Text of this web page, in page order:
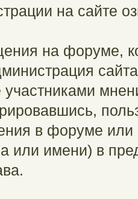
на сайте
на форуме,
участниками
в форуме или
или имени) в